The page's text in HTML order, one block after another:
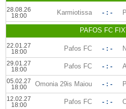
28.08.26
18:00
Karmiotissa - : -
PAFOS FC
22.01.27
18:00
Pafos FC - : -
29.01.27
18:00
Pafos FC - : -
05.02.27
18:00
Omonia 29is Maiou - : -
12.02.27
18:00
Pafos FC - : -